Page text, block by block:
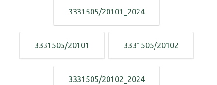
3331505/20101_2024
3331505/20101 3331505/20102
3331505/20102_2024